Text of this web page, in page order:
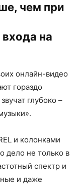
чем при
на
онлайн-видео
гораздо
глубоко –
и колонками
дело не только в
спектр и
и даже